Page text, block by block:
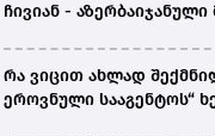
ჩივიან - აზერბაიჯანული
რა ვიცით ახლად
ეროვნული სააგენტოს“